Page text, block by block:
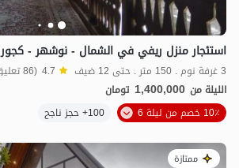
استئجار منزل ريفي في الشمال - نوشهر - كجور
3 غرفة نوم . 150 متر . حتى 12 ضيف 4.7 (86 تعليق)
الليلة من 1,400,000 تومان
10٪ خصم من ليلة 6
100+ حجز ناجح
ممتازة